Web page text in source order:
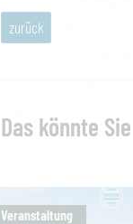
zurück
Das könnte
Veranstaltung